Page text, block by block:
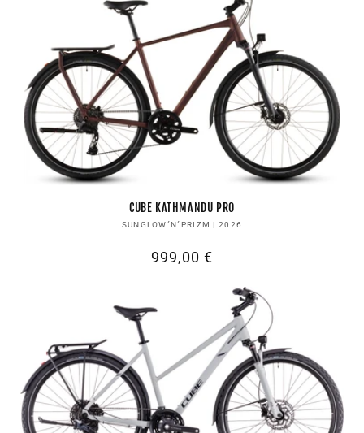
CUBE KATHMANDU PRO
Anbieter:
SUNGLOW´N´PRIZM | 2026
Normaler
999,00 €